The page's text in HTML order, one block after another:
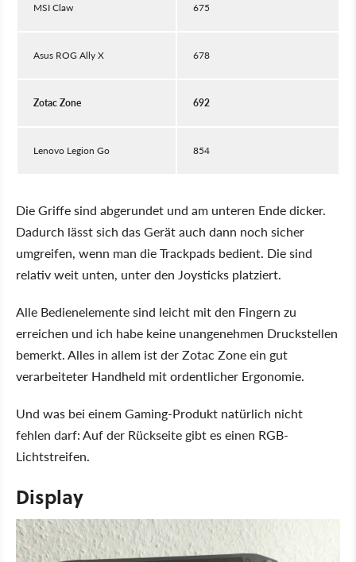
MSI Claw 675
Asus ROG Ally X 678
Zotac Zone 692
Lenovo Legion Go 854
Die Griffe sind abgerundet und am unteren Ende dicker.
Dadurch lässt sich das Gerät auch dann noch sicher
umgreifen, wenn man die Trackpads bedient. Die sind
relativ weit unten, unter den Joysticks platziert.
Alle Bedienelemente sind leicht mit den Fingern zu
erreichen und ich habe keine unangenehmen Druckstellen
bemerkt. Alles in allem ist der Zotac Zone ein gut
verarbeiteter Handheld mit ordentlicher Ergonomie.
Und was bei einem Gaming-Produkt natürlich nicht
fehlen darf: Auf der Rückseite gibt es einen RGB-
Lichtstreifen.
Display